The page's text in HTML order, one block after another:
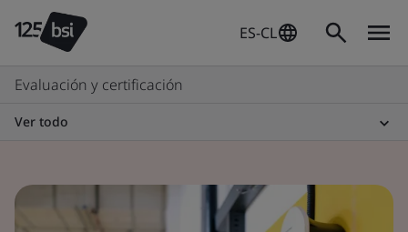
ES-CL
Evaluación y certificación
Ver todo